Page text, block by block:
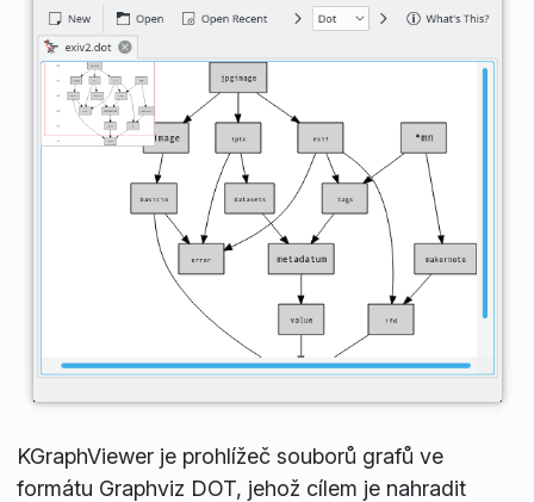
KGraphViewer je prohlížeč souborů grafů ve
formátu Graphviz DOT, jehož cílem je nahradit